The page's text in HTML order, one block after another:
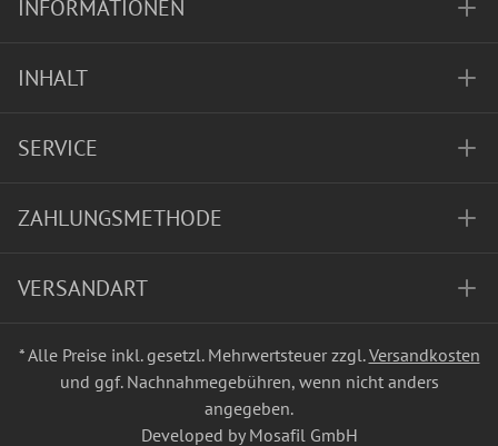
INFORMATIONEN
INHALT
SERVICE
ZAHLUNGSMETHODE
VERSANDART
* Alle Preise inkl. gesetzl. Mehrwertsteuer zzgl.Versandkosten
und ggf. Nachnahmegebühren, wenn nicht anders
angegeben.
Developed by Mosafil GmbH